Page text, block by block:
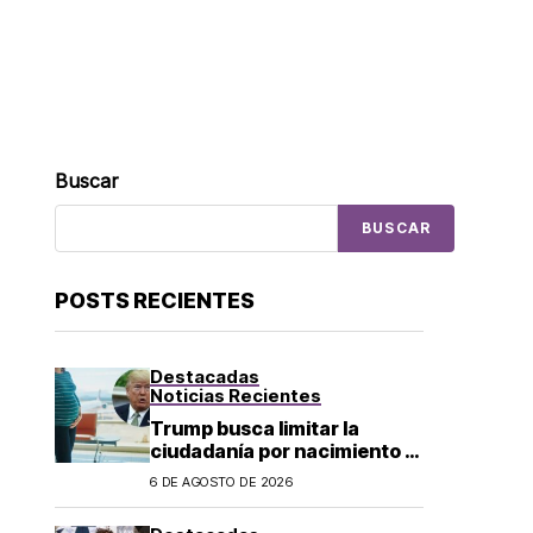
Buscar
BUSCAR
POSTS RECIENTES
Destacadas
Noticias Recientes
Trump busca limitar la
ciudadanía por nacimiento y
el «turismo de parto» en EU;
6 DE AGOSTO DE 2026